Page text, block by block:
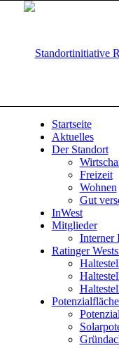
Startseite
Aktuelles
Der Standort
Freizeit
Wohnen
Gut
InWest
Mitglieder
Interner
Ratinger